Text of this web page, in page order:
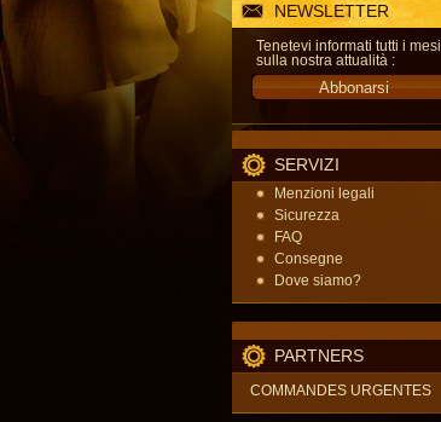
NEWSLETTER
Tenetevi informati tutti i mesi
sulla nostra attualità :
SERVIZI
Menzioni legali
Sicurezza
FAQ
Consegne
Dove siamo?
PARTNERS
COMMANDES URGENTES